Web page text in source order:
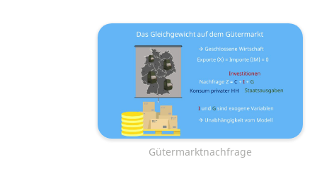
Gütermarktnachfrage